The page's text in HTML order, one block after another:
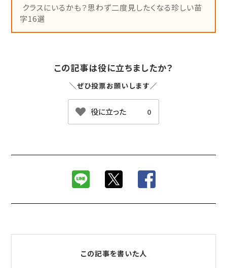
クラスにいるかも？思わず二度見したくなる珍しい苗
字16選
この記事は役に立ちましたか？
＼ぜひ投票お願いします／
0
この記事を書いた人